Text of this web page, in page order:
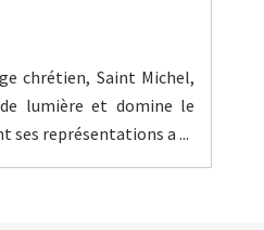
chrétien, Saint Michel,
lumière et domine le
ses représentations a ...